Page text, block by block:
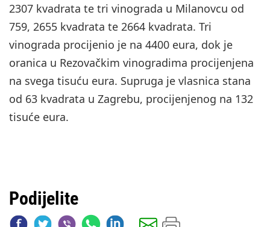
2307 kvadrata te tri vinograda u Milanovcu od
759, 2655 kvadrata te 2664 kvadrata. Tri
vinograda procijenio je na 4400 eura, dok je
oranica u Rezovačkim vinogradima procijenjena
na svega tisuću eura. Supruga je vlasnica stana
od 63 kvadrata u Zagrebu, procijenjenog na 132
tisuće eura.
Podijelite